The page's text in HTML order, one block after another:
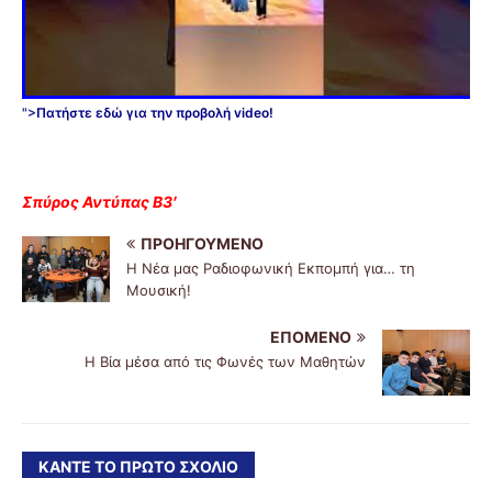
">Πατήστε εδώ για την προβολή video!
Σπύρος Αντύπας Β3′
ΠΡΟΗΓΟΎΜΕΝΟ
Η Νέα μας Ραδιοφωνική Εκπομπή για… τη
Μουσική!
ΕΠΌΜΕΝΟ
Η Βία μέσα από τις Φωνές των Μαθητών
ΚΆΝΤΕ ΤΟ ΠΡΏΤΟ ΣΧΌΛΙΟ